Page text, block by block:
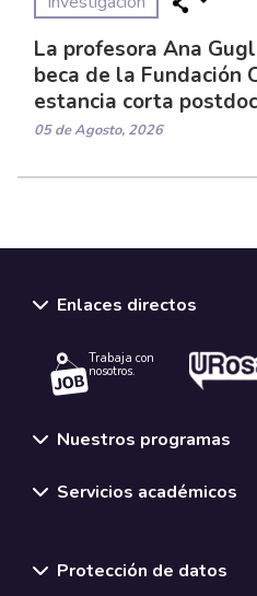
La profesora Ana
beca de la Fundación
estancia corta
05 de Agosto, 2026
Enlaces directos
Trabaja con
nosotros.
Nuestros programas
Servicios académicos
Protección de datos